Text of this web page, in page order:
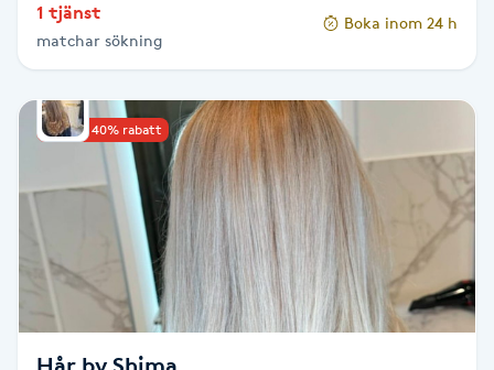
Hot yoga
Hudföryngring
Huduppstramning
Hudvård
Hyaluronsyra
Hyperhidros
1 tjänst
matchar sökning
Boka inom 24 h
Upp till 40% rabatt